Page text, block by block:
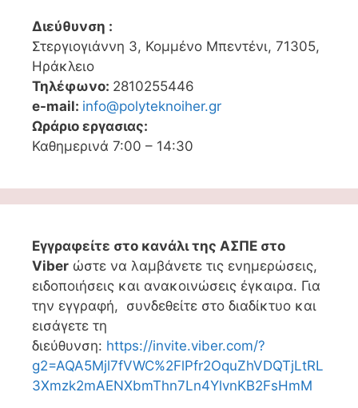
Διεύθυνση :
Στεργιογιάννη 3, Κομμένο Μπεντένι, 71305,
Ηράκλειο
Τηλέφωνο: 2810255446
e-mail: info@polyteknoiher.gr
Ωράριο εργασιας:
Καθημερινά 7:00 – 14:30
Εγγραφείτε στο κανάλι της ΑΣΠΕ στο
Viber ώστε να λαμβάνετε τις ενημερώσεις,
ειδοποιήσεις και ανακοινώσεις έγκαιρα. Για
την εγγραφή, συνδεθείτε στο διαδίκτυο και
εισάγετε τη
διεύθυνση: https://invite.viber.com/?
g2=AQA5Mjl7fVWC%2FlPfr2OquZhVDQTjLtRL
3Xmzk2mAENXbmThn7Ln4YlvnKB2FsHmM